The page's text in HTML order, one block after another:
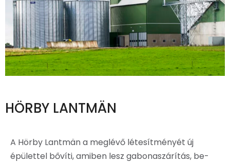
HÖRBY LANTMÄN
A Hörby Lantmän a meglévő létesítményét új
épülettel bővíti, amiben lesz gabonaszárítás, be-